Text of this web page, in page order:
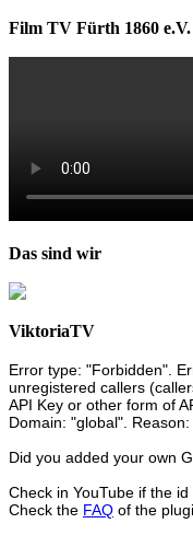
Film TV Fürth 1860 e.V.
Das sind wir
ViktoriaTV
Error type: "Forbidden".
unregistered callers
API Key or other form of
Domain: "global". Reason:
Did you added your own
Check in YouTube if the id
Check the FAQ of the